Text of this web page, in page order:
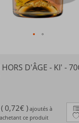
D'ÂGE - KI' -
( 0,72€ ) ajoutés à
ce produit